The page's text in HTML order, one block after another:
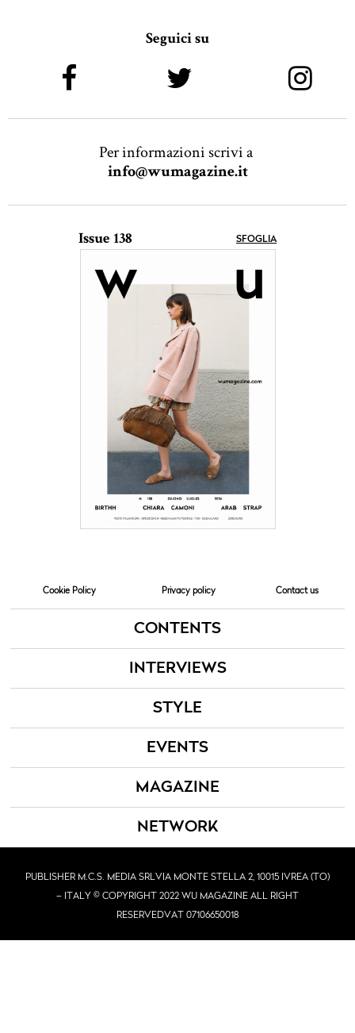
Seguici su
Per informazioni scrivi a
info@wumagazine.it
Issue 138 SFOGLIA
Cookie Policy Privacy policy Contact us
CONTENTS
INTERVIEWS
STYLE
EVENTS
MAGAZINE
NETWORK
PUBLISHER M.C.S. MEDIA SRL VIA MONTE STELLA 2, 10015 IVREA (TO)
– ITALY © COPYRIGHT 2022 WU MAGAZINE ALL RIGHT
RESERVEDVAT 07106650018